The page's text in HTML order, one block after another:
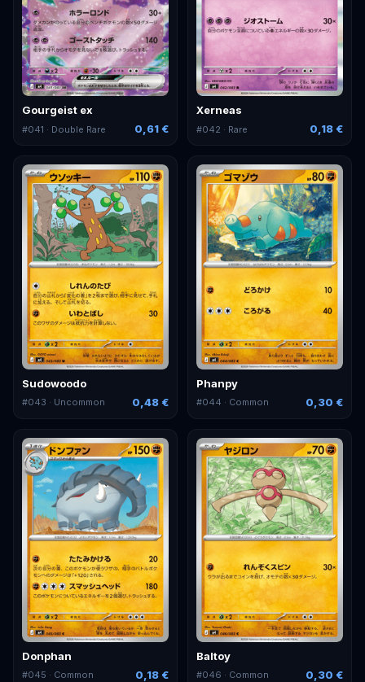
Gourgeist ex
#041 · Double Rare 0,61 €
Xerneas
#042 · Rare 0,18 €
Sudowoodo
#043 · Uncommon 0,48 €
Phanpy
#044 · Common 0,30 €
Donphan
#045 · Common 0,18 €
Baltoy
#046 · Common 0,30 €